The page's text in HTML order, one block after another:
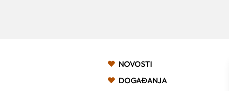
NOVOSTI
DOGAĐANJA